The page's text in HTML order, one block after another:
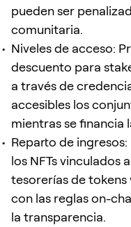
pueden ser
comunitaria.
Niveles de acceso:
descuento para
a través de
accesibles los
mientras se financia
Reparto de
los NFTs vinculados
tesorerías de
con las reglas on-
la transparencia.